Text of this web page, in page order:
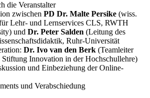
die Veranstalter
zwischen PD Dr. Malte Persike (wiss.
Lehr- und Lernservices CLS, RWTH
und Dr. Peter Salden (Leitung des
Ruhr-Universität
Dr. Ivo van den Berk (Teamleiter
Stiftung Innovation in der Hochschullehre)
und Einbeziehung der Online-
und Verabschiedung